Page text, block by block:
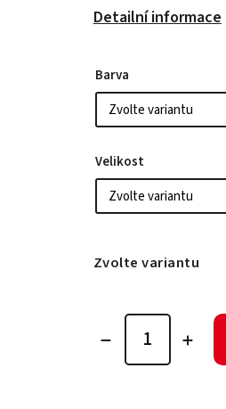
Detailní informace
Barva
Velikost
Zvolte variantu